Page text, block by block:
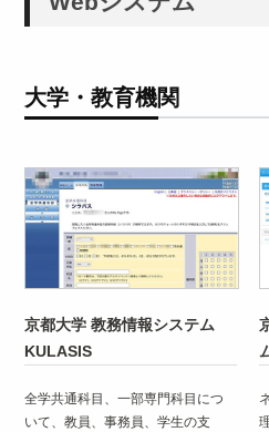
大学・教育機関
京都大学 教務情報システム
KULASIS
全学共通科目、一部専門科目につ
いて、教員、事務員、学生の支